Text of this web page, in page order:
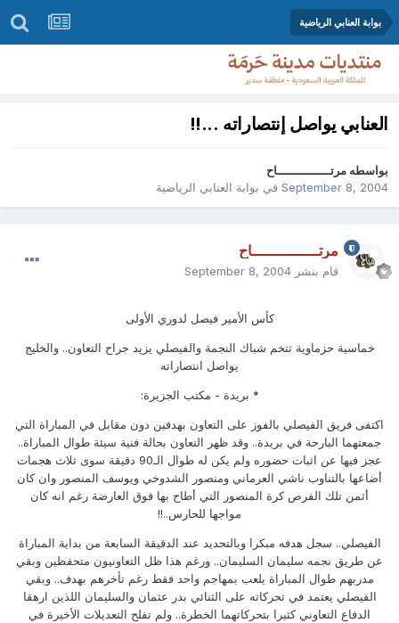
بوابة العنابي الرياضية
العنابي يواصل إنتصاراته ...!!
بواسطه مرتـــــــــــــــاح
September 8, 2004في بوابة العنابي الرياضية
مرتـــــــــــــــاح
قام بنشر September 8, 2004
كأس الأمير فيصل لدوري الأولى
خماسية حزماوية تتخم شباك النجمة والفيصلي يزيد جراح التعاون.. والخليج
يواصل انتصاراته
* بريدة - مكتب الجزيرة:
اكتفى فريق الفيصلي بالفوز على التعاون بهدفين دون مقابل في المباراة التي
جمعتهما البارحة في بريدة.. وقد ظهر التعاون بحالة فنية سيئة طوال المباراة..
عجز فيها عن اثبات حضوره ولم يكن له طوال الـ90 دقيقة سوى ثلاث هجمات
أضاعها بالتناوب ناشي العرماني ومنصور الشدوخي ويوسف المنصور وان كان
أثمن تلك الفرص كرة المنصور التي أطاح بها فوق العارضة رغم انه كان
مواجها للحارس..!!
الفيصلي.. سجل هدفه مبكرا وبالتحديد عند الدقيقة السابعة من بداية المباراة
عن طريق نجمه سليمان السليمان.. ورغم هذا ظل التعاونيون متحفظين وبقي
مدربهم طوال المباراة يلعب بمهاجم واحد فقط رغم تأخرهم بهدف.. وبقي
الفيصلي يعتمد في تحركاته على الثنائي بدر عثمان والسليمان اللذين ارهقا
الدفاع التعاوني كثيرا بتحركاتهما الخطرة.. ولم تفلح التعديلات الأخيرة في